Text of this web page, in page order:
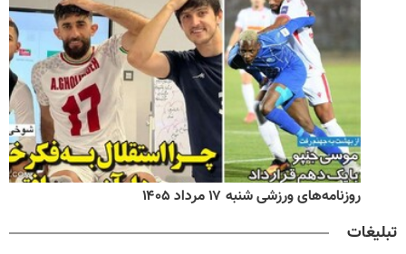
روزنامه‌های ورزشی شنبه ۱۷ مرداد ۱۴۰۵
تبلیغات